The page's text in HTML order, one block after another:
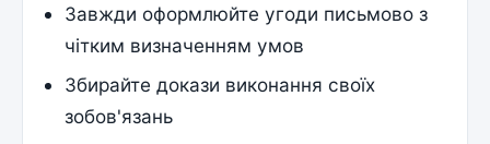
Завжди оформлюйте угоди письмово з
чітким визначенням умов
Збирайте докази виконання своїх
зобов'язань